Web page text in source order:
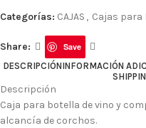
Categorías: CAJAS , Cajas para
Share:
Save
DESCRIPCIÓNINFORMACIÓN
Descripción
Caja para botella de vino y
alcancía de corchos.